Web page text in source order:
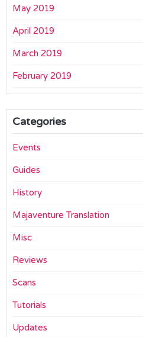
May 2019
April 2019
March 2019
February 2019
Categories
Events
Guides
History
Majaventure Translation
Misc
Reviews
Scans
Tutorials
Updates